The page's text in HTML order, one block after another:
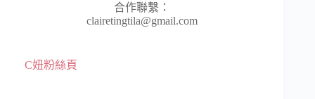
合作聯繫：
clairetingtila@gmail.com
C妞粉絲頁